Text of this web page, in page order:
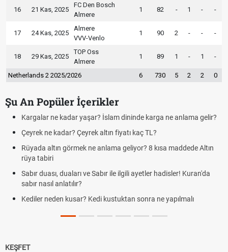
16 21 Kas, 2025
FC Den Bosch
Almere
1 82 - 1 - -
17 24 Kas, 2025
Almere
VVV-Venlo
1 90 2 - - -
18 29 Kas, 2025
TOP Oss
Almere
1 89 1 - 1 -
Netherlands 2 2025/2026 6 730 5 2 2 0
Şu An Popüler İçerikler
Kargalar ne kadar yaşar? İslam dininde karga ne anlama gelir?
Çeyrek ne kadar? Çeyrek altın fiyatı kaç TL?
Rüyada altın görmek ne anlama geliyor? 8 kısa maddede Altın
rüya tabiri
Sabır duası, duaları ve Sabır ile ilgili ayetler hadisler! Kuran'da
sabır nasıl anlatılır?
Kediler neden kusar? Kedi kustuktan sonra ne yapılmalı
KEŞFET